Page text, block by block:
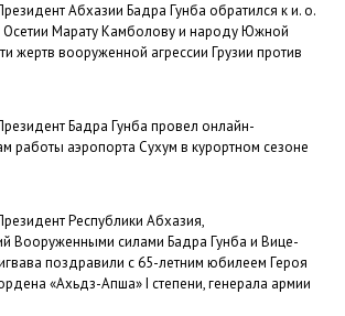
Абхазии Бадра Гунба обратился к и. о.
Марату Камболову и народу Южной
жертв вооруженной агрессии Грузии против
Бадра Гунба провел онлайн-
работы аэропорта Сухум в курортном сезоне
Республики Абхазия,
Вооруженными силами Бадра Гунба и Вице-
поздравили с 65-летним юбилеем Героя
«Ахьдз-Апша» I степени, генерала армии